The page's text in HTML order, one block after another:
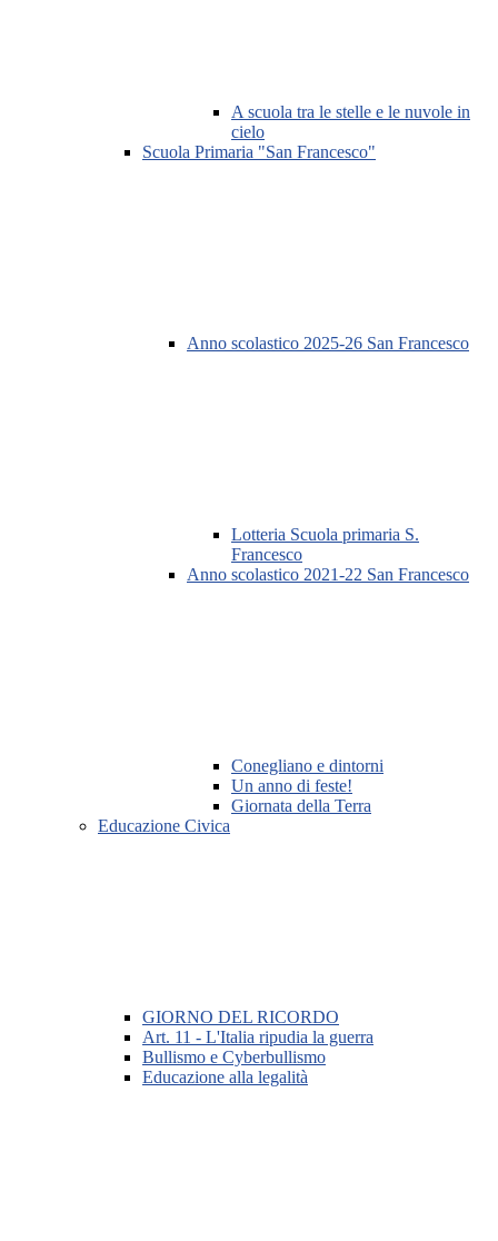
A scuola tra le stelle e le nuvole in
cielo
Scuola Primaria "San Francesco"
Anno scolastico 2025-26 San Francesco
Lotteria Scuola primaria S.
Francesco
Anno scolastico 2021-22 San Francesco
Conegliano e dintorni
Un anno di feste!
Giornata della Terra
Educazione Civica
GIORNO DEL RICORDO
Art. 11 - L'Italia ripudia la guerra
Bullismo e Cyberbullismo
Educazione alla legalità